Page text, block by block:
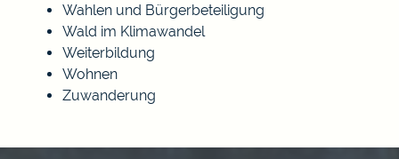
Wahlen und Bürgerbeteiligung
Wald im Klimawandel
Weiterbildung
Wohnen
Zuwanderung